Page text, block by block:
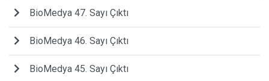
BioMedya 47. Sayı Çıktı
BioMedya 46. Sayı Çıktı
BioMedya 45. Sayı Çıktı